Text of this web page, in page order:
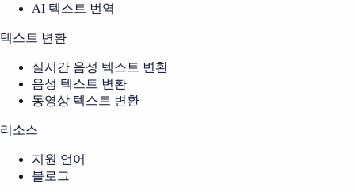
AI 텍스트 번역
텍스트 변환
실시간 음성 텍스트 변환
음성 텍스트 변환
동영상 텍스트 변환
리소스
지원 언어
블로그